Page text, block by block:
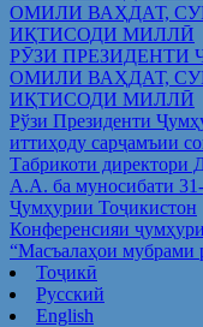
ОМИЛИ ВАҲДАТ,
ИҚТИСОДИ МИЛЛӢ
РӮЗИ ПРЕЗИДЕНТИ
ОМИЛИ ВАҲДАТ,
ИҚТИСОДИ МИЛЛӢ
Рўзи Президенти
иттиҳоду сарҷамъии
Табрикоти директори
А.А. ба муносибати
Ҷумҳурии Тоҷикистон
Конференсияи
“Масъалаҳои мубрами
Тоҷикӣ
Русский
English